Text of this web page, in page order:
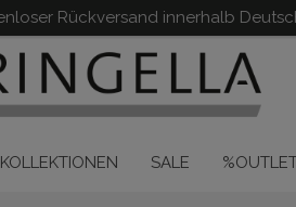
Rückversand innerhalb
KOLLEKTIONEN SALE